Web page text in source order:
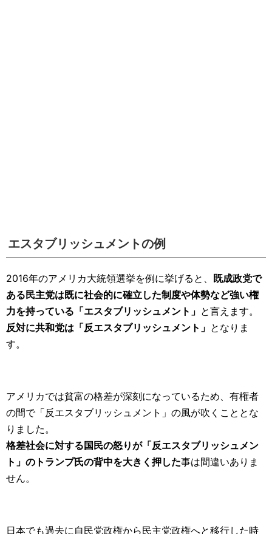
エスタブリッシュメントの例
2016年のアメリカ大統領選挙を例に挙げると、 既成政党で
ある民主党は既に社会的に確立した制度や体勢など強い権
力を持っている「エスタブリッシュメント」 と言えます。
反対に共和党は「反エスタブリッシュメント」 となりま
す。
アメリカでは貧富の格差が深刻になっているため、有権者
の間で「反エスタブリッシュメント」の風が吹くこととな
りました。
格差社会に対する国民の怒りが「反エスタブリッシュメン
ト」のトランプ氏の背中を大きく押した事は間違いありま
せん。
日本でも過去に自民党政権から民主党政権へと移行した時